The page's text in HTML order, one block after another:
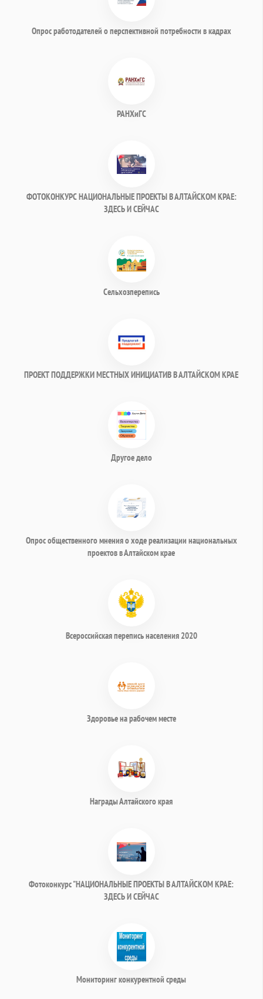
Опрос работодателей о перспективной потребности в кадрах
РАНХиГС
ФОТОКОНКУРС НАЦИОНАЛЬНЫЕ ПРОЕКТЫ В АЛТАЙСКОМ КРАЕ:
ЗДЕСЬ И СЕЙЧАС
Сельхозперепись
ПРОЕКТ ПОДДЕРЖКИ МЕСТНЫХ ИНИЦИАТИВ В АЛТАЙСКОМ КРАЕ
Другое дело
Опрос общественного мнения о ходе реализации национальных
проектов в Алтайском крае
Всероссийская перепись населения 2020
Здоровье на рабочем месте
Награды Алтайского края
Фотоконкурс "НАЦИОНАЛЬНЫЕ ПРОЕКТЫ В АЛТАЙСКОМ КРАЕ:
ЗДЕСЬ И СЕЙЧАС
Мониторинг конкурентной среды